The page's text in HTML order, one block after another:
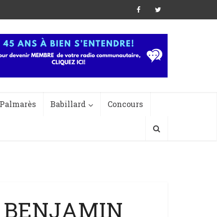
Palmarès Babillard Concours
BENJAMIN